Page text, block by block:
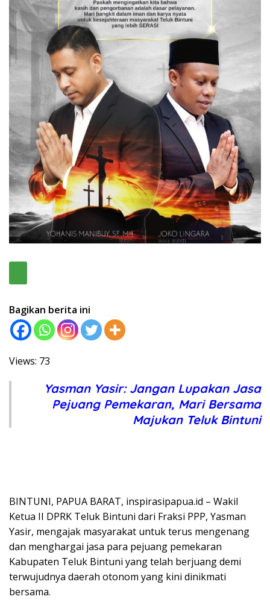
Bagikan berita ini
Views: 73
Yasman Yasir: Jangan Lupakan Jasa
Pejuang Pemekaran, Mari Bersama
Majukan Teluk Bintuni
BINTUNI, PAPUA BARAT, inspirasipapua.id – Wakil
Ketua II DPRK Teluk Bintuni dari Fraksi PPP, Yasman
Yasir, mengajak masyarakat untuk terus mengenang
dan menghargai jasa para pejuang pemekaran
Kabupaten Teluk Bintuni yang telah berjuang demi
terwujudnya daerah otonom yang kini dinikmati
bersama.